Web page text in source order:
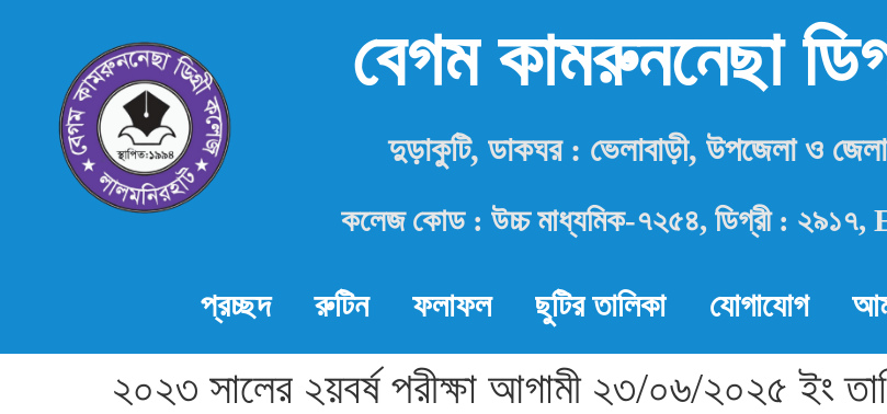
বেগম কামরুননেছা
দুড়াকুটি, ডাকঘর : ভেলাবাড়ী, উপজেলা ও
কলেজ কোড : উচ্চ মাধ্যমিক-৭২৫৪, ডিগ্রী :
প্রচ্ছদ রুটিন ফলাফল ছুটির তালিকা যোগাযোগ
২০২৩ সালের ২য়বর্ষ পরীক্ষা আগামী ২৩/০৬/২০২৫ ইং